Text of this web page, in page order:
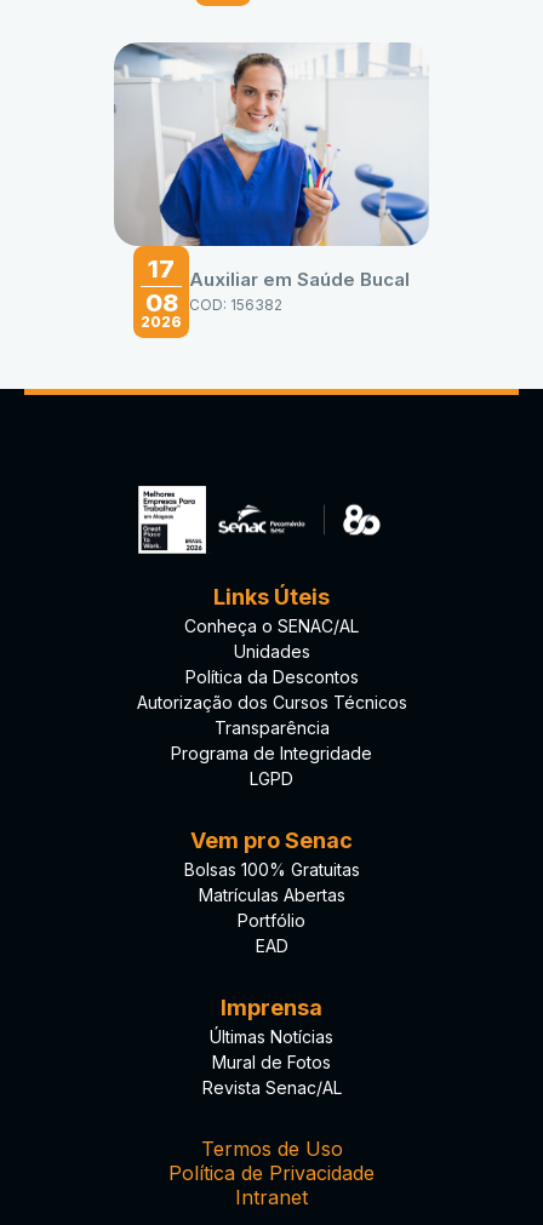
17
08
2026
Auxiliar em Saúde Bucal
COD: 156382
Links Úteis
Conheça o SENAC/AL
Unidades
Política da Descontos
Autorização dos Cursos Técnicos
Transparência
Programa de Integridade
LGPD
Vem pro Senac
Bolsas 100% Gratuitas
Matrículas Abertas
Portfólio
EAD
Imprensa
Últimas Notícias
Mural de Fotos
Revista Senac/AL
Termos de Uso
Política de Privacidade
Intranet